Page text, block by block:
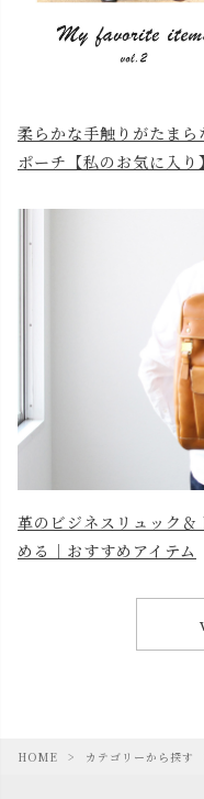
柔らかな手触りがたま
ポーチ【私のお気に入り】
革のビジネスリュック
める｜おすすめアイテム
HOME カテゴリーから探す